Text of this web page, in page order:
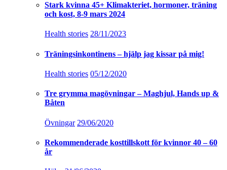
Stark kvinna 45+ Klimakteriet, hormoner, träning
och kost, 8-9 mars 2024
Health stories 28/11/2023
Träningsinkontinens – hjälp jag kissar på mig!
Health stories 05/12/2020
Tre grymma magövningar – Maghjul, Hands up &
Båten
Övningar 29/06/2020
Rekommenderade kosttillskott för kvinnor 40 – 60
år